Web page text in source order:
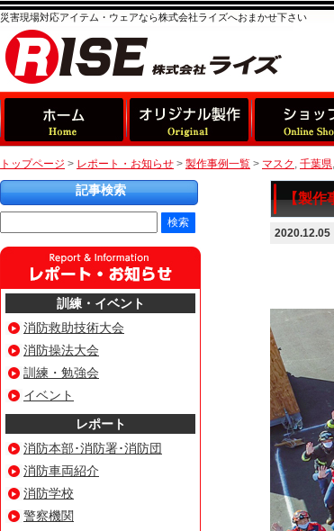
災害現場対応アイテム・ウェアなら株式会社ライズへおまかせ下さい
トップページ > レポート・お知らせ > 製作事例一覧 > マスク , 千葉県,
【製作
2020.12.05
記事検索
訓練・イベント
消防救助技術大会
消防操法大会
訓練・勉強会
イベント
レポート
消防本部･消防署･消防団
消防車両紹介
消防学校
警察機関